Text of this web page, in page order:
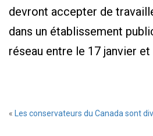
devront accepter de
dans un établissement
réseau entre le 17 janvier et
« Les conservateurs du Canada sont